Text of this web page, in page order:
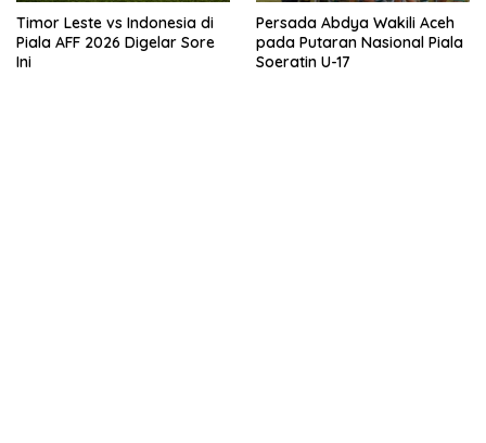
Timor Leste vs Indonesia di
Piala AFF 2026 Digelar Sore
Ini
Persada Abdya Wakili Aceh
pada Putaran Nasional Piala
Soeratin U-17